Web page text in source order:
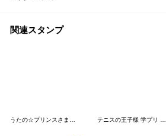
関連スタンプ
うたの☆プリンスさまっ♪ 第2弾 テニスの王子様 学プリ 発売記念Vol.2